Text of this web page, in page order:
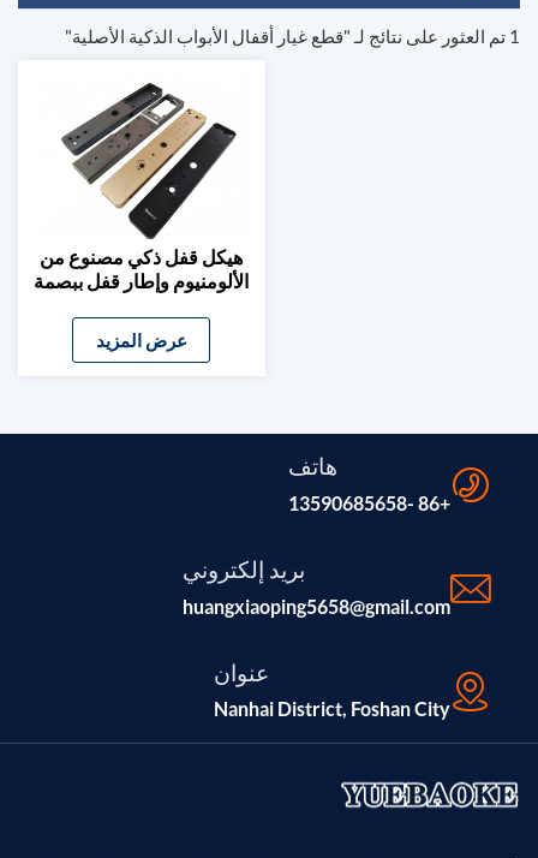
1 تم العثور على نتائج لـ "قطع غيار أقفال الأبواب الذكية الأصلية"
هيكل قفل ذكي مصنوع من
الألومنيوم وإطار قفل ببصمة
عرض المزيد
هاتف
+86 -13590685658
بريد إلكتروني
huangxiaoping5658@gmail.com
عنوان
Nanhai District, Foshan City